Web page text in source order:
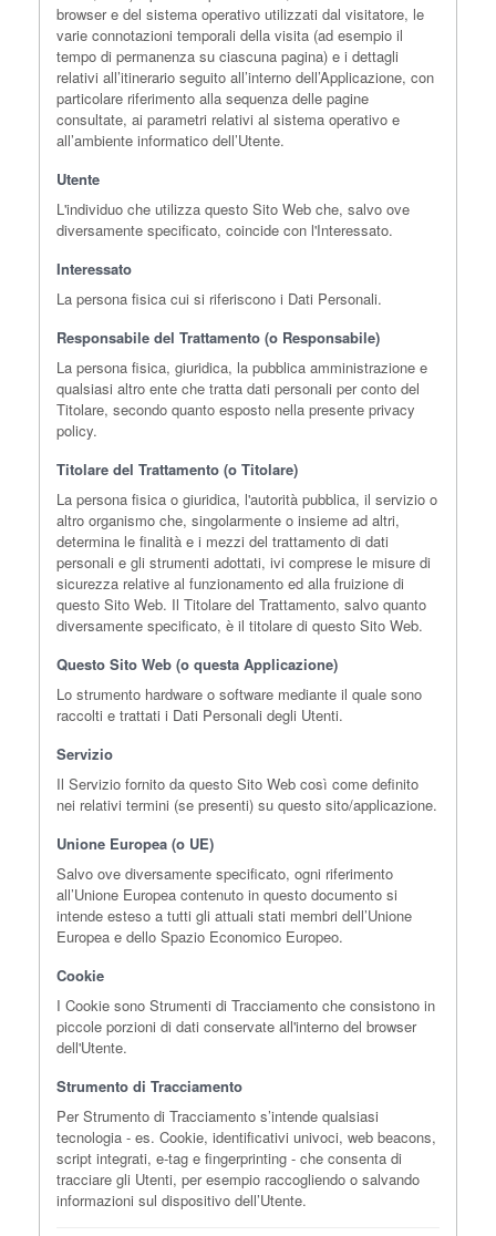
browser e del sistema operativo utilizzati dal visitatore, le
varie connotazioni temporali della visita (ad esempio il
tempo di permanenza su ciascuna pagina) e i dettagli
relativi all’itinerario seguito all’interno dell’Applicazione, con
particolare riferimento alla sequenza delle pagine
consultate, ai parametri relativi al sistema operativo e
all’ambiente informatico dell’Utente.
Utente
L'individuo che utilizza questo Sito Web che, salvo ove
diversamente specificato, coincide con l'Interessato.
Interessato
La persona fisica cui si riferiscono i Dati Personali.
Responsabile del Trattamento (o Responsabile)
La persona fisica, giuridica, la pubblica amministrazione e
qualsiasi altro ente che tratta dati personali per conto del
Titolare, secondo quanto esposto nella presente privacy
policy.
Titolare del Trattamento (o Titolare)
La persona fisica o giuridica, l'autorità pubblica, il servizio o
altro organismo che, singolarmente o insieme ad altri,
determina le finalità e i mezzi del trattamento di dati
personali e gli strumenti adottati, ivi comprese le misure di
sicurezza relative al funzionamento ed alla fruizione di
questo Sito Web. Il Titolare del Trattamento, salvo quanto
diversamente specificato, è il titolare di questo Sito Web.
Questo Sito Web (o questa Applicazione)
Lo strumento hardware o software mediante il quale sono
raccolti e trattati i Dati Personali degli Utenti.
Servizio
Il Servizio fornito da questo Sito Web così come definito
nei relativi termini (se presenti) su questo sito/applicazione.
Unione Europea (o UE)
Salvo ove diversamente specificato, ogni riferimento
all’Unione Europea contenuto in questo documento si
intende esteso a tutti gli attuali stati membri dell’Unione
Europea e dello Spazio Economico Europeo.
Cookie
I Cookie sono Strumenti di Tracciamento che consistono in
piccole porzioni di dati conservate all'interno del browser
dell'Utente.
Strumento di Tracciamento
Per Strumento di Tracciamento s’intende qualsiasi
tecnologia - es. Cookie, identificativi univoci, web beacons,
script integrati, e-tag e fingerprinting - che consenta di
tracciare gli Utenti, per esempio raccogliendo o salvando
informazioni sul dispositivo dell’Utente.